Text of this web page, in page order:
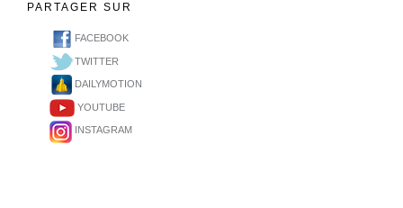
PARTAGER SUR
FACEBOOK
TWITTER
DAILYMOTION
YOUTUBE
INSTAGRAM